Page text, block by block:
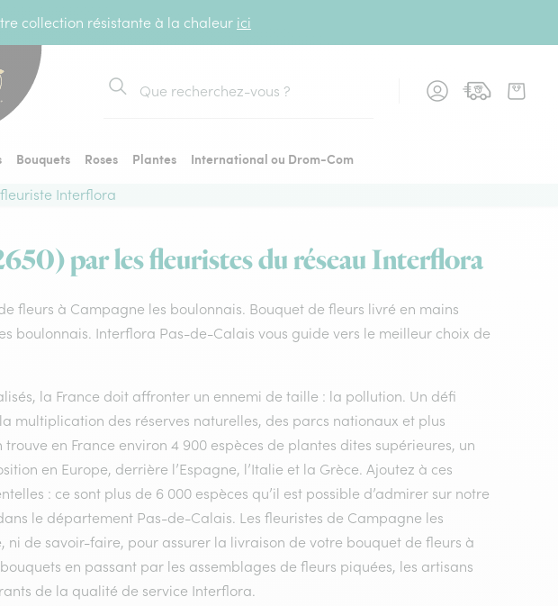
collection résistante à la chaleur ici
Rechercher
Bouquets Roses Plantes
International ou Drom-Com
Interflora
par les fleuristes du réseau Interflora
fleurs à Campagne les boulonnais. Bouquet de fleurs livré en mains
boulonnais. Interflora Pas-de-Calais vous guide vers le meilleur choix de
la France doit affronter un ennemi de taille : la pollution. Un défi
multiplication des réserves naturelles, des parcs nationaux et plus
en France environ 4 900 espèces de plantes dites supérieures, un
en Europe, derrière l’Espagne, l’Italie et la Grèce. Ajoutez à ces
: ce sont plus de 6 000 espèces qu’il est possible d’admirer sur notre
le département Pas-de-Calais. Les fleuristes de Campagne les
de savoir-faire, pour assurer la livraison de votre bouquet de fleurs à
en passant par les assemblages de fleurs piquées, les artisans
de la qualité de service Interflora.